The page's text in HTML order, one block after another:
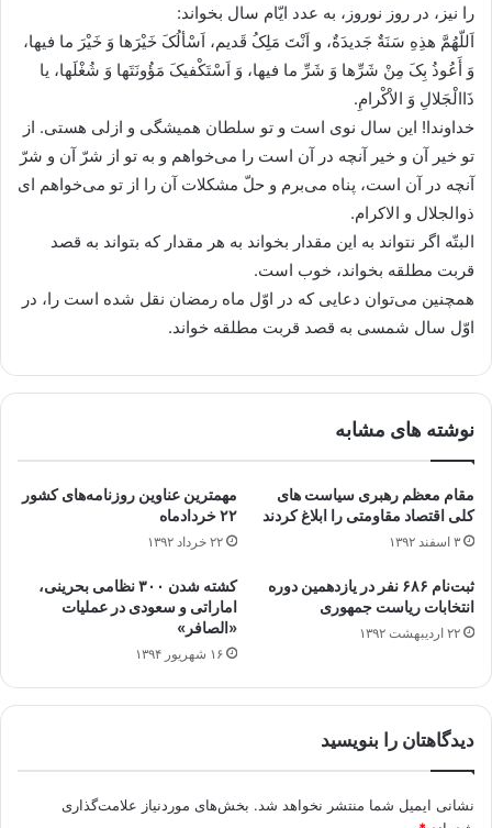
را نیز، در روز نوروز، به عدد ایّام سال بخواند:
اَللّهُمَّ هذِهِ سَنَةٌ جَدیدَةٌ، و اَنْتَ مَلِکُ قَدیم، اَسْألُکَ خَیْرَها وَ خَیْرَ ما فیها،
وَ أَعُوذُ بِکَ مِنْ شَرِّها وَ شَرِّ ما فیها، وَ اَسْتَکْفیکَ مَؤُونَتَها وَ شُغْلَها، یا
ذَاالْجَلالِ وَ الاْکْرامِ.
خداوندا! این سال نوى است و تو سلطان همیشگی و ازلی هستی. از
تو خیر آن و خیر آنچه در آن است را مى‌خواهم و به تو از شرّ آن و شرّ
آنچه در آن است، پناه مى‌برم و حلّ مشکلات آن را از تو مى‌خواهم اى
ذوالجلال و الاکرام.
البتّه اگر نتواند به این مقدار بخواند به هر مقدار که بتواند به قصد
قربت مطلقه بخواند، خوب است.
همچنین مى‌توان دعایى که در اوّل ماه رمضان نقل شده است را، در
اوّل سال شمسى به قصد قربت مطلقه خواند.
نوشته های مشابه
مقام معظم رهبری سیاست های
کلی اقتصاد مقاومتی را ابلاغ کردند
۳ اسفند ۱۳۹۲
مهمترین عناوین روزنامه‌های کشور
۲۲ خردادماه
۲۲ خرداد ۱۳۹۲
ثبت‌نام ۶۸۶ نفر در یازدهمین دوره
انتخابات ریاست جمهوری
۲۲ اردیبهشت ۱۳۹۲
کشته شدن ۳۰۰ نظامی بحرینی،
اماراتی و سعودی در عملیات
«الصافر»
۱۶ شهریور ۱۳۹۴
دیدگاهتان را بنویسید
نشانی ایمیل شما منتشر نخواهد شد. بخش‌های موردنیاز علامت‌گذاری